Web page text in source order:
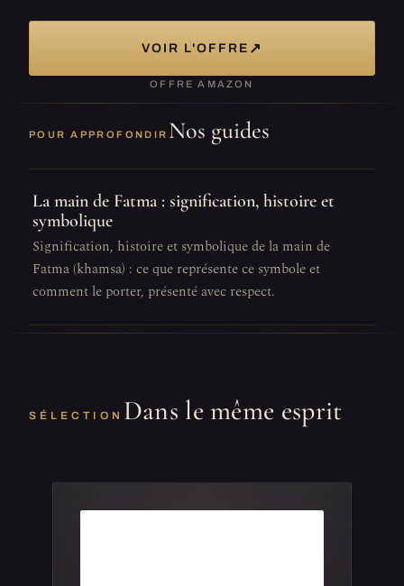
VOIR L'OFFRE ↗
OFFRE AMAZON
POUR APPROFONDIR Nos guides
La main de Fatma : signification, histoire et
symbolique
Signification, histoire et symbolique de la main de
Fatma (khamsa) : ce que représente ce symbole et
comment le porter, présenté avec respect.
SÉLECTION Dans le même esprit